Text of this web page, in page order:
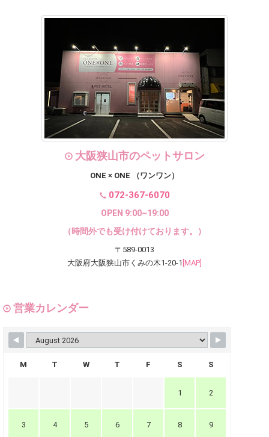
大阪狭山市のペットサロン
ONE × ONE （ワンワン）
072-367-6070
OPEN 9:00~19:00
（時間外でも受け付けております。）
〒589-0013
大阪府大阪狭山市くみの木1-20-1 [MAP]
営業カレンダー
M T W T F S S
1 2
3 4 5 6 7 8 9